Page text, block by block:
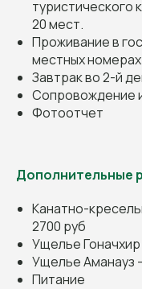
туристического
20 мест.
Проживание в
местных
Завтрак во 2-й
Сопровождение
Фотоотчет
Дополнительные
Канатно-
2700 руб
Ущелье
Ущелье Аманауз
Питание